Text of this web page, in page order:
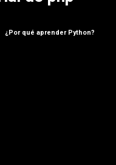
¿Por qué aprender Python?